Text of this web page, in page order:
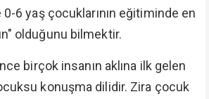
6 yaş çocuklarının eğitiminde en
olduğunu bilmektir.
birçok insanın aklına ilk gelen
konuşma dilidir. Zira çocuk